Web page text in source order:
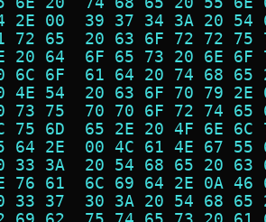
2E 00  39 37 34 3A 20
72 65  20 63 6F 72 72
20 64  6F 65 73 20 6E
6C 6F  61 64 20 74 68
4E 54  20 63 6F 70 79
73 75  70 70 6F 72 74
75 6D  65 2E 20 4F 6E
64 2E  00 4C 61 4E 67
33 3A  20 54 68 65 20
76 61  6C 69 64 2E 0A
33 37  30 3A 20 54 68